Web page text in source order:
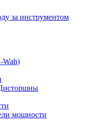
за инструментом
Wah)
мощности